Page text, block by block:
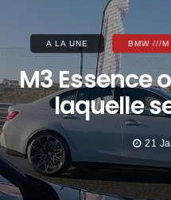
A LA UNE BMW ///M
M3 Essence
laquelle
21